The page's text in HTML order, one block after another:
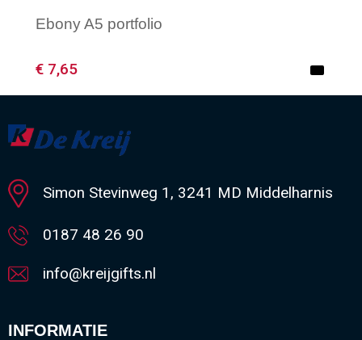
Ebony A5 portfolio
€ 7,65
Minimale afname: 1
Simon Stevinweg 1, 3241 MD Middelharnis
0187 48 26 90
info@kreijgifts.nl
INFORMATIE